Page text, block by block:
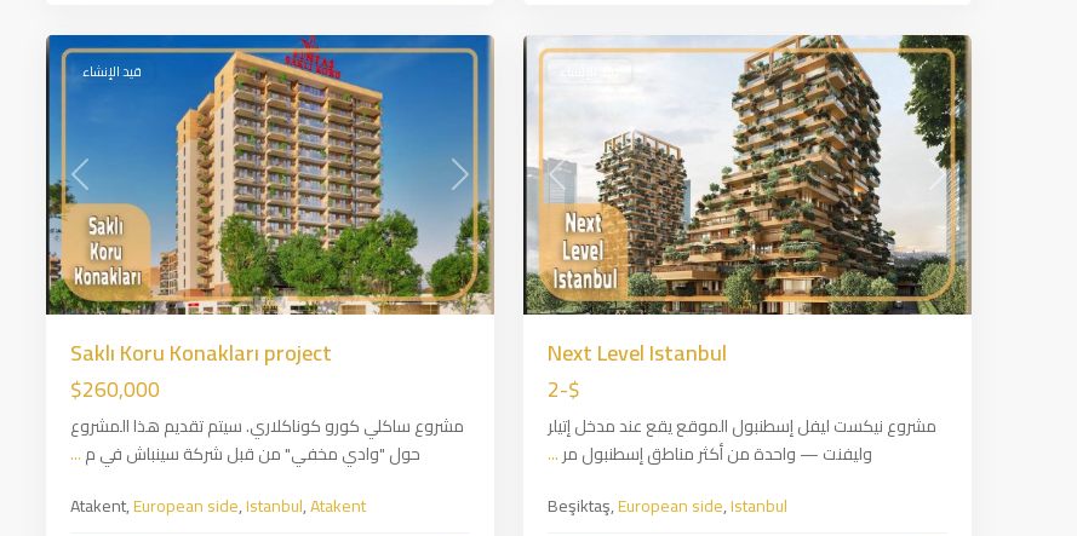
Previous
Next Level Istanbul
$-2
مشروع نيكست ليفل إسطنبول الموقع يقع عند مدخل إتيلر
وليفنت — واحدة من أكثر مناطق إسطنبول مر...
Beşiktaş,European side,Istanbul
Previous Next
قيد الإنشاء
Saklı Koru Konakları project
$260,000
مشروع ساكلي كورو كوناكلاري. سيتم تقديم هذا المشروع
حول "وادي مخفي" من قبل شركة سينباش في م...
Atakent,European side,Istanbul,Atakent